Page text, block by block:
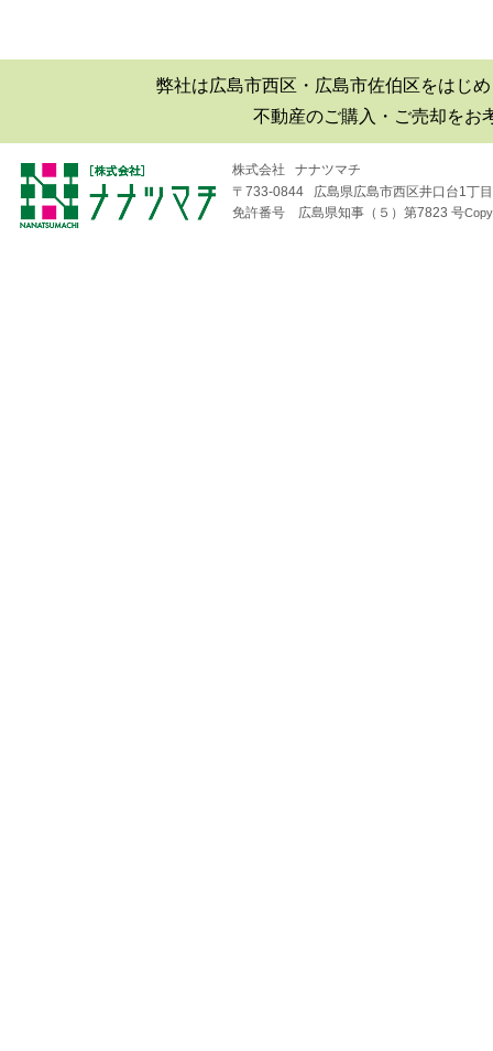
■2018年08月04日
井口台パークスクエアＡ棟
弊社は広島市西区・広島市佐伯区をはじ
不動産のご購入・ご売却をお
株式会社 ナナツマチ
〒733-0844 広島県広島市西区井口台1丁
免許番号 広島県知事（５）第7823 号